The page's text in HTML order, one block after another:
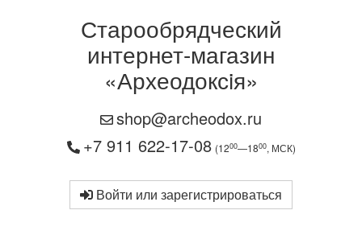
Старообрядческий
интернет-магазин
«Археодоксiя»
shop@archeodox.ru
+7 911 622-17-08 (1200—1800, МСК)
Войти или зарегистрироваться